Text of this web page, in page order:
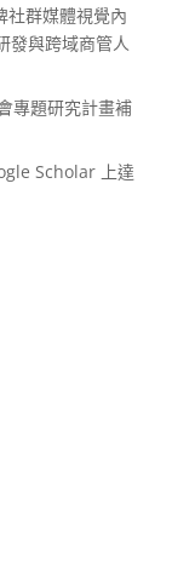
社群媒體視覺內
發與跨域商管人
專題研究計畫補
Scholar 上達